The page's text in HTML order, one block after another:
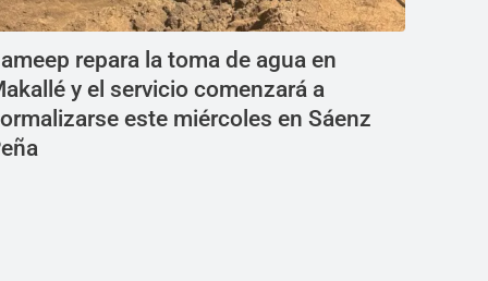
repara la toma de agua en
y el servicio comenzará a
este miércoles en Sáenz